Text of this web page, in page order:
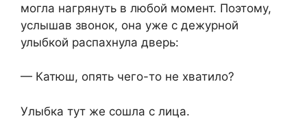
могла нагрянуть в любой момент. Поэтому,
услышав звонок, она уже с дежурной
улыбкой распахнула дверь:
— Катюш, опять чего-то не хватило?
Улыбка тут же сошла с лица.